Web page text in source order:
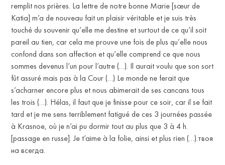
remplit nos prières. La lettre de notre bonne Marie [sœur de
Katia] m’a de nouveau fait un plaisir véritable et je suis très
touché du souvenir qu’elle me destine et surtout de ce qu’il soit
pareil au tien, car cela me prouve une fois de plus qu’elle nous
confond dans son affection et qu’elle comprend ce que nous
sommes devenus l’un pour l’autre (…). Il aurait voulu que son sort
fût assuré mais pas à la Cour (…) Le monde ne ferait que
s’acharner encore plus et nous abimerait de ses cancans tous
les trois (…). Hélas, il faut que je finisse pour ce soir, car il se fait
tard et je me sens terriblement fatigué de ces 3 journées passée
à Krasnoe, où je n’ai pu dormir tout au plus que 3 à 4 h.
[passage en russe]. Je t’aime à la folie, ainsi et plus rien (…).твоя
на всегда.